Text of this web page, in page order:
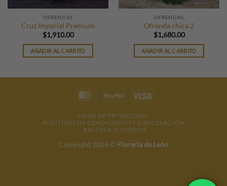
OFRENDAS
Cruz Imperial Premium
$1,910.00
AÑADIR AL CARRITO
OFRENDAS
Ofrenda chica 2
$1,680.00
AÑADIR AL CARRITO
MasterCardPayPal
AVISO DE PRIVACIDAD
POLÍTICAS DE DEVOLUCIÓN Y CANCELACIÓN
RASTREA TU ORDEN
Copyright 2026 © Florería de León